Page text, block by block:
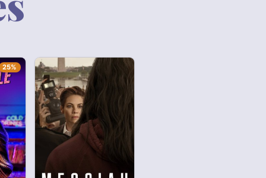
25%